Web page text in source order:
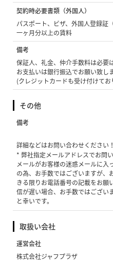
契約時必要書類（外国人）
パスポート、ビザ、外国人登録証
一ヶ月分以上の賃料
備考
保証人、礼金、仲介手数料は必要
お支払いは銀行振込でお願い致しま
(クレジットカードも受け付けてお
その他
備考
詳細などはお問い合わせください！
* 弊社指定メールアドレスでお問
メールがお客様の迷惑メールに入
の為、お手数ではございますが、
きる限りお電話番号の記載をお願
信が遅い場合、お手数ではござい
と幸いです。
取扱い会社
運営会社
株式会社ジャフプラザ